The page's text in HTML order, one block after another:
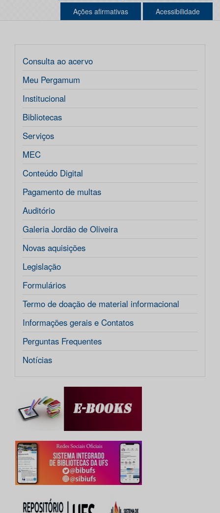
Ações afirmativas Acessibilidade
Consulta ao acervo
Meu Pergamum
Institucional
Bibliotecas
Serviços
MEC
Conteúdo Digital
Pagamento de multas
Auditório
Galeria Jordão de Oliveira
Novas aquisições
Legislação
Formulários
Termo de doação de material informacional
Informações gerais e Contatos
Perguntas Frequentes
Notícias